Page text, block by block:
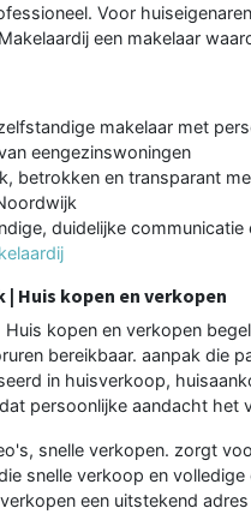
Voor
een makelaar
makelaar met
eengezinswoningen
betrokken en transparant
duidelijke communicatie
Huis kopen en verkopen
kopen en verkopen
bereikbaar. aanpak die
in huisverkoop,
persoonlijke aandacht het
snelle verkopen. zorgt
snelle verkoop en
een uitstekend